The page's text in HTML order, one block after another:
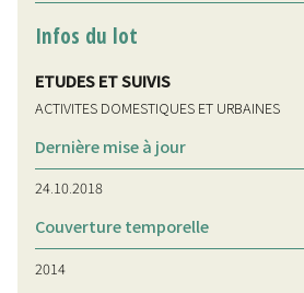
Infos du lot
ETUDES ET SUIVIS
ACTIVITES DOMESTIQUES ET URBAINES
Dernière mise à jour
24.10.2018
Couverture temporelle
2014